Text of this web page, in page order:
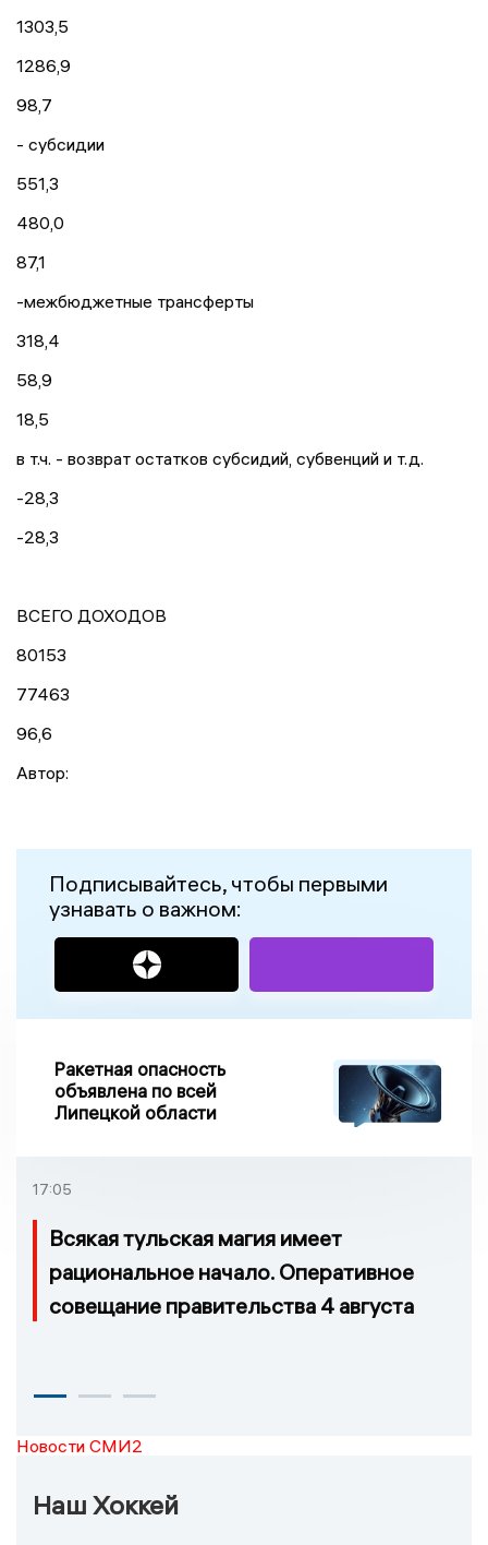
1303,5
1286,9
98,7
- субсидии
551,3
480,0
87,1
-межбюджетные трансферты
318,4
58,9
18,5
в т.ч. - возврат остатков субсидий, субвенций и т.д.
-28,3
-28,3
ВСЕГО ДОХОДОВ
80153
77463
96,6
Автор:
Подписывайтесь, чтобы первыми
узнавать о важном:
Ракетная опасность
объявлена по всей
Липецкой области
17:05
Всякая тульская магия имеет
рациональное начало. Оперативное
совещание правительства 4 августа
Новости СМИ2
Наш Хоккей